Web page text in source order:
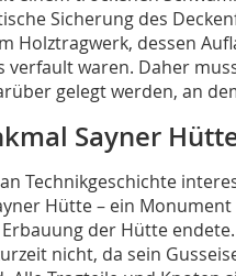
Sicherung des
Holztragwerk, dessen
verfault waren. Daher
gelegt werden, an
Sayner
Technikgeschichte
Hütte – ein
Erbauung der Hütte
nicht, da sein